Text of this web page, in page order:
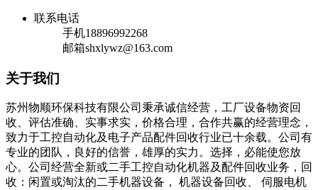
联系电话
手机18896992268
邮箱shxlywz@163.com
关于我们
苏州物顺环保科技有限公司秉承诚信经营，工厂设备物资回
收、评估准确、实事求实，价格合理，合作共赢的经营理念，
致力于工控自动化及电子产品配件回收行业已十余载。公司有
专业的团队，良好的信誉，雄厚的实力。选择，必能使您放
心。公司经营全新或二手工控自动化机器及配件回收业务，回
收：闲置或淘汰的二手机器设备， 机器设备回收、 伺服电机